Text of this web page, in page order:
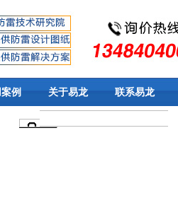
例 关于易龙 联系易龙